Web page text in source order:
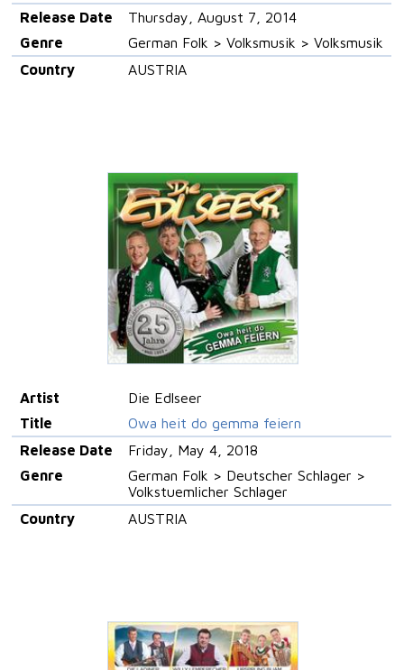
Release Date
Thursday, August 7, 2014
Genre
German Folk > Volksmusik > Volksmusik
Country
AUSTRIA
Artist
Die Edlseer
Title
Owa heit do gemma feiern
Release Date
Friday, May 4, 2018
Genre
German Folk > Deutscher Schlager >
Volkstuemlicher Schlager
Country
AUSTRIA